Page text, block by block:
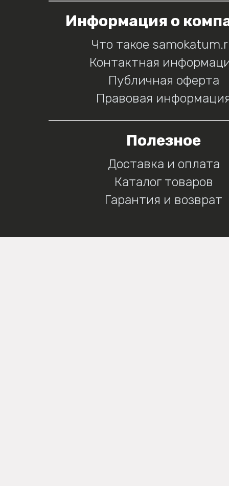
Информация о
Что такое
Контактная
Публичная оферта
Правовая
Полезное
Доставка и оплата
Каталог товаров
Гарантия и возврат